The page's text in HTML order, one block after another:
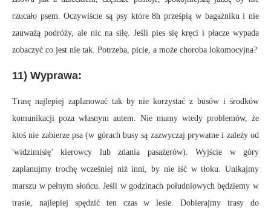
rzucało psem. Oczywiście są psy które 8h prześpią w bagażniku i nie
zauważą podróży, ale nic na siłę. Jeśli pies się kręci i płacze wypada
zobaczyć co jest nie tak. Potrzeba, picie, a może choroba lokomocyjna?
11) Wyprawa:
Trasę najlepiej zaplanować tak by nie korzystać z busów i środków
komunikacji poza własnym autem. Nie mamy wtedy problemów, że
ktoś nie zabierze psa (w górach busy są zazwyczaj prywatne i zależy od
'widzimisię’ kierowcy lub zdania pasażerów). Wyjście w góry
zaplanujmy trochę wcześniej niż inni, by nie iść w tłoku. Unikajmy
marszu w pełnym słońcu. Jeśli w godzinach południowych będziemy w
trasie, najlepiej spędzić ten czas w lesie. Dobierajmy trasy do